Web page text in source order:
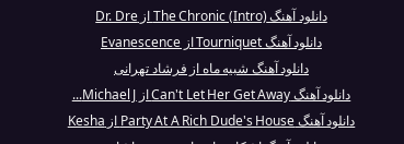
دانلود آهنگ The Chronic (Intro) از Dr. Dre
دانلود آهنگ Tourniquet از Evanescence
دانلود آهنگ شبیه ماه از فرشاد تهرانی
دانلود آهنگ Can't Let Her Get Away از Michael J...
دانلود آهنگ Party At A Rich Dude's House از Kesha